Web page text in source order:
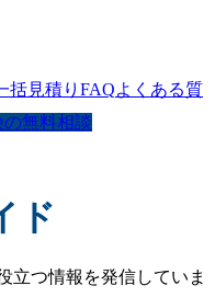
括見積り FAQよくある質
の無料相談
ド
立つ情報を発信していま